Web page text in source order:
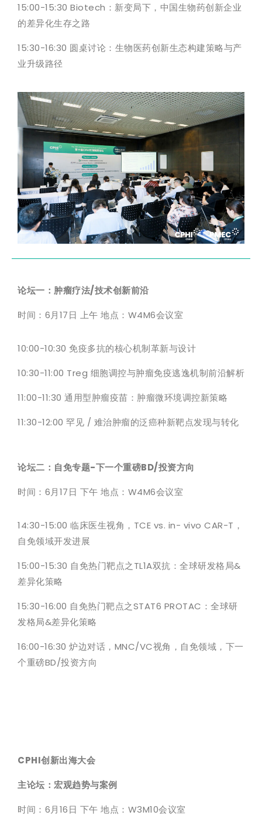
15:00-15:30 Biotech：新变局下，中国生物药创新企业
的差异化生存之路
15:30-16:30 圆桌讨论：生物医药创新生态构建策略与产
业升级路径
论坛一：肿瘤疗法/技术创新前沿
时间：6月17日 上午 地点：W4M6会议室
10:00-10:30 免疫多抗的核心机制革新与设计
10:30-11:00 Treg 细胞调控与肿瘤免疫逃逸机制前沿解析
11:00-11:30 通用型肿瘤疫苗：肿瘤微环境调控新策略
11:30-12:00 罕见 / 难治肿瘤的泛癌种新靶点发现与转化
论坛二：自免专题-下一个重磅BD/投资方向
时间：6月17日 下午 地点：W4M6会议室
14:30-15:00 临床医生视角，TCE vs. in- vivo CAR-T，
自免领域开发进展
15:00-15:30 自免热门靶点之TL1A双抗：全球研发格局&
差异化策略
15:30-16:00 自免热门靶点之STAT6 PROTAC：全球研
发格局&差异化策略
16:00-16:30 炉边对话，MNC/VC视角，自免领域，下一
个重磅BD/投资方向
CPHI创新出海大会
主论坛：宏观趋势与案例
时间：6月16日 下午 地点：W3M10会议室